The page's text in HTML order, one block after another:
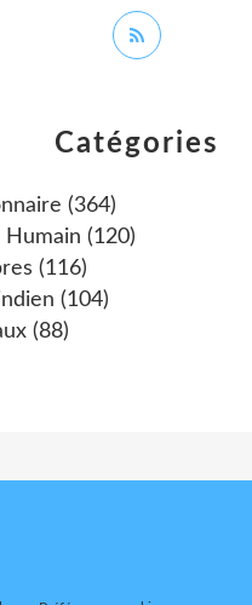
Catégories
(364)
Humain (120)
(116)
(104)
(88)